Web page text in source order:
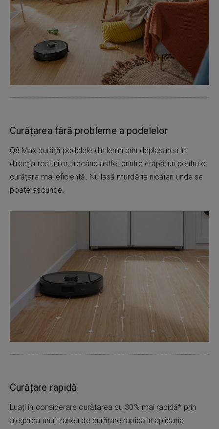
Curățarea fără probleme a podelelor
Q8 Max curăță podelele din lemn prin deplasarea în
direcția rosturilor, trecând astfel printre crăpături pentru o
curățare mai eficientă. Nu lasă murdăria nicăieri unde se
poate ascunde.
Curățare rapidă
Luați în considerare curățarea cu 30% mai rapidă* prin
alegerea unui traseu de curățare rapidă în aplicația